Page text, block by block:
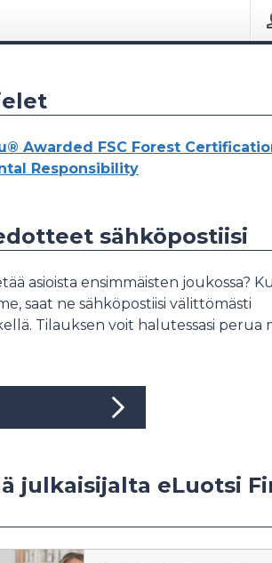
Awarded FSC Forest
Responsibility
sähköpostiisi
asioista ensimmäisten joukossa?
saat ne sähköpostiisi välittömästi
Tilauksen voit halutessasi perua
julkaisijalta eLuotsi